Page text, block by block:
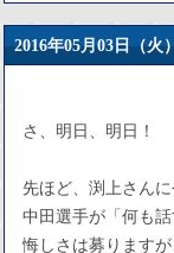
2016年05月03日
さ、明日、明日！
先ほど、渕上さん
中田選手が「何も
悔しさは募ります